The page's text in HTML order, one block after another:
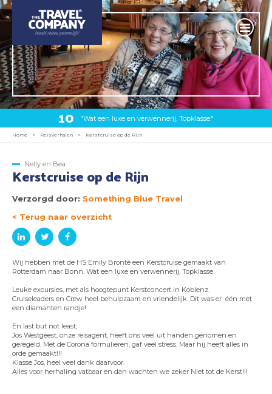
10 "Wat een luxe en verwennerij, Topklasse."
Home > Reisverhalen > Kerstcruise op de Rijn
Nelly en Bea
Kerstcruise op de Rijn
Verzorgd door: Something Blue Travel
< Terug naar overzicht
​Wij hebben met de HS Emily Brontë een Kerstcruise gemaakt van
Rotterdam naar Bonn. Wat een luxe en verwennerij, Topklasse.
Leuke excursies, met als hoogtepunt Kerstconcert in Koblenz.
Cruiseleaders en Crew heel behulpzaam en vriendelijk. Dit was er één met
een diamanten randje!
En last but not least;
Jos Westgeest, onze reisagent, heeft ons veel uit handen genomen en
geregeld. Met de Corona formulieren, gaf veel stress. Maar hij heeft alles in
orde gemaakt!!!
Klasse Jos, heel veel dank daarvoor.
Alles voor herhaling vatbaar en dan wachten we zeker Niet tot de Kerst!!!